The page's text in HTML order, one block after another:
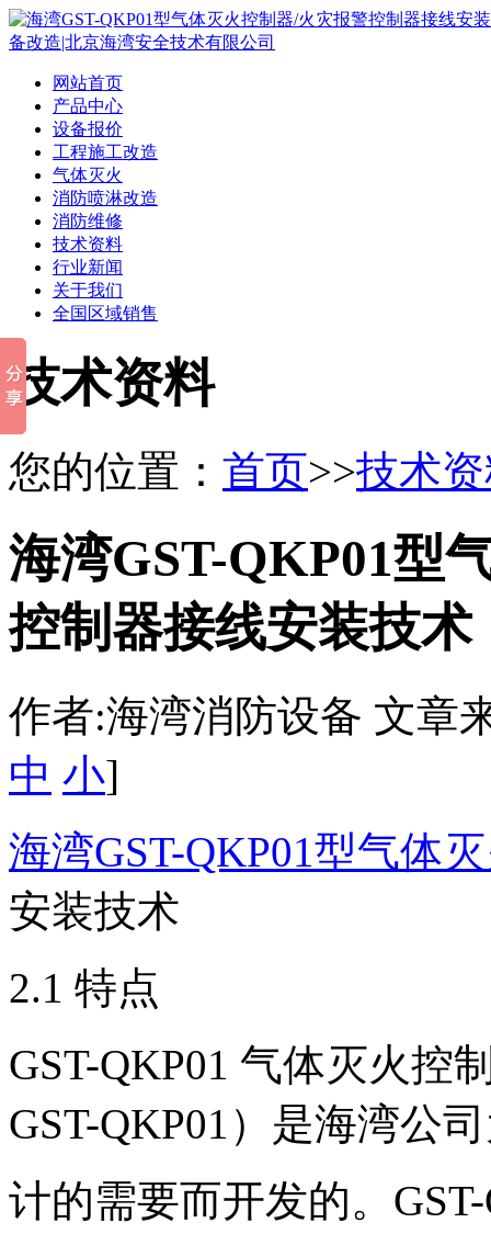
网站首页
产品中心
设备报价
工程施工改造
气体灭火
消防喷淋改造
消防维修
技术资料
行业新闻
关于我们
全国区域销售
技术资料
您的位置： 首页>>技术
海湾GST-QKP01型
控制器接线安装技术
作者:海湾消防设备 文章
中 小]
海湾GST-QKP01型气体
安装技术
2.1 特点
GST-QKP01 气体灭火控
GST-QKP01）是海湾公
计的需要而开发的。